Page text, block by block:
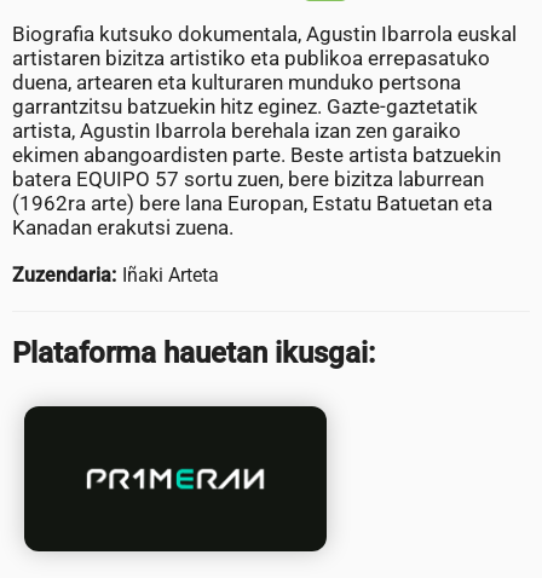
Biografia kutsuko dokumentala, Agustin Ibarrola euskal
artistaren bizitza artistiko eta publikoa errepasatuko
duena, artearen eta kulturaren munduko pertsona
garrantzitsu batzuekin hitz eginez. Gazte-gaztetatik
artista, Agustin Ibarrola berehala izan zen garaiko
ekimen abangoardisten parte. Beste artista batzuekin
batera EQUIPO 57 sortu zuen, bere bizitza laburrean
(1962ra arte) bere lana Europan, Estatu Batuetan eta
Kanadan erakutsi zuena.
Zuzendaria: Iñaki Arteta
Plataforma hauetan ikusgai: